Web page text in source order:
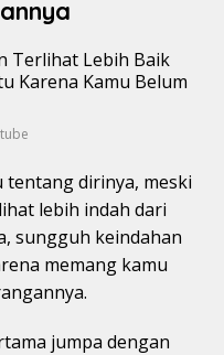
dirinya, meski
lebih indah dari
sungguh keindahan
memang kamu
jumpa dengan